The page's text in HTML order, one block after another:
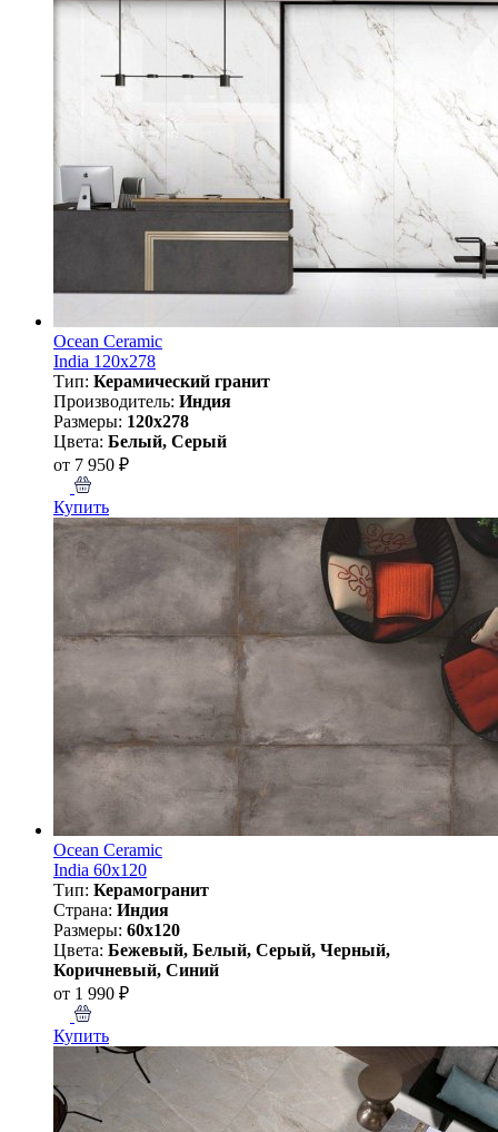
Ocean Ceramic
India 120x278
Тип: Керамический гранит
Производитель: Индия
Размеры: 120x278
Цвета: Белый, Серый
от 7 950 ₽
Купить
Ocean Ceramic
India 60х120
Тип: Керамогранит
Страна: Индия
Размеры: 60x120
Цвета: Бежевый, Белый, Серый, Черный,
Коричневый, Синий
от 1 990 ₽
Купить